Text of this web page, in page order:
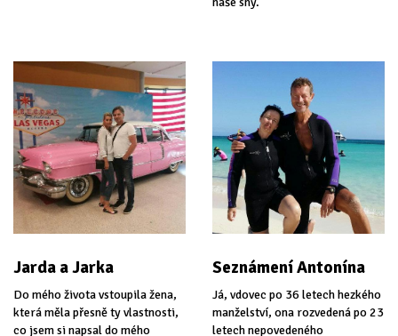
Jarda a Jarka
Do mého života vstoupila žena,
která měla přesně ty vlastnosti,
co jsem si napsal do mého
Seznámení Antonína
Já, vdovec po 36 letech hezkého
manželství, ona rozvedená po 23
letech nepovedeného